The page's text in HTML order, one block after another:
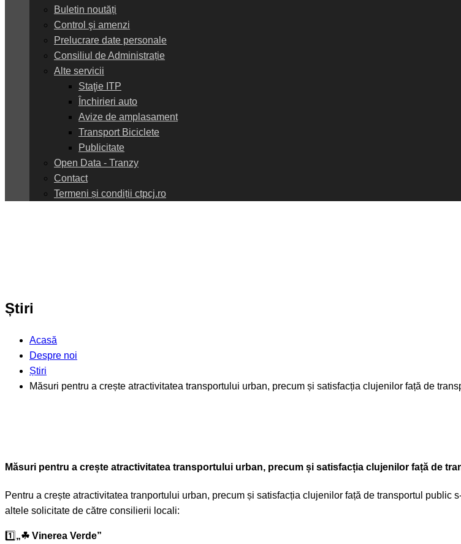
Buletin noutăți
Control şi amenzi
Prelucrare date personale
Consiliul de Administrație
Alte servicii
Staţie ITP
Închirieri auto
Avize de amplasament
Transport Biciclete
Publicitate
Open Data - Tranzy
Contact
Termeni și condiții ctpcj.ro
Știri
Acasă
Despre noi
Știri
Măsuri pentru a crește atractivitatea transportului urban, precum și satisfacția clujenilor față de
Măsuri pentru a crește atractivitatea transportului urban, precum și satisfacția clujenilor față de
Pentru a crește atractivitatea tranportului urban, precum și satisfacția clujenilor față de transportul
altele solicitate de către consilierii locali:
1️⃣ „☘ Vinerea Verde”